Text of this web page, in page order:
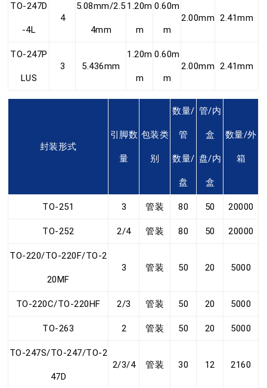
TO-247D
-4L
4
5.08mm/2.5
4mm
1.20m
m
0.60m
m
2.00mm 2.41mm
TO-247P
LUS
3 5.436mm
1.20m
m
0.60m
m
2.00mm 2.41mm
封装形式
引脚数
量
包装类
别
数量/
管
数量/
盘
管/内
盒
盘/内
盒
数量/外
箱
TO-251 3 管装 80 50 20000
TO-252 2/4 管装 80 50 20000
TO-220/TO-220F/TO-2
20MF
3 管装 50 20 5000
TO-220C/TO-220HF 2/3 管装 50 20 5000
TO-263 2 管装 50 20 5000
TO-247S/TO-247/TO-2
47D
2/3/4 管装 30 12 2160